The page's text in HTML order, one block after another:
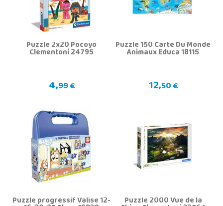
Puzzle 2x20 Pocoyo
Clementoni 24795
4,99 €
Puzzle 150 Carte Du Monde
Animaux Educa 18115
12,50 €
Puzzle progressif Valise 12- Puzzle 2000 Vue de la